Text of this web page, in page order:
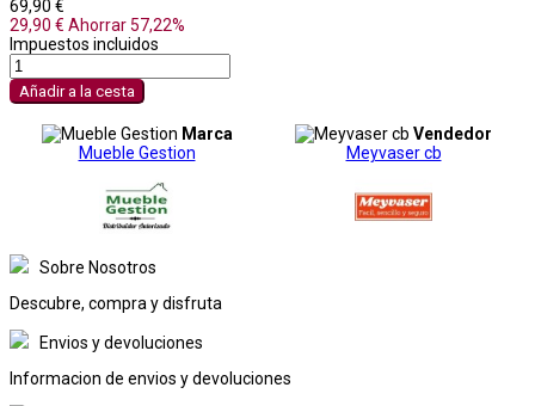
69,90 €
29,90 € Ahorrar 57,22%
Impuestos incluidos
Añadir a la cesta
Marca
Mueble Gestion
Vendedor
Meyvaser cb
Sobre Nosotros
Descubre, compra y disfruta
Envios y devoluciones
Informacion de envios y devoluciones